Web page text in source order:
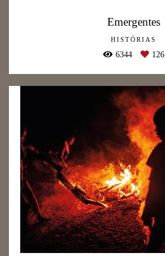
Emergentes
HISTÓRIAS
6344 126